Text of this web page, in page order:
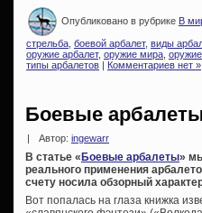
Опубликовано в рубрике В
стрельба боевой арбалет, виды
оружие арбалет, оружие мира
типы арбалетов | Комментариев нет »
Боевые
| Автор: ingewarr
В статье «Боевые арбалеты»
реального применения
счету носила обзорный
Вот попалась на глаза книжка